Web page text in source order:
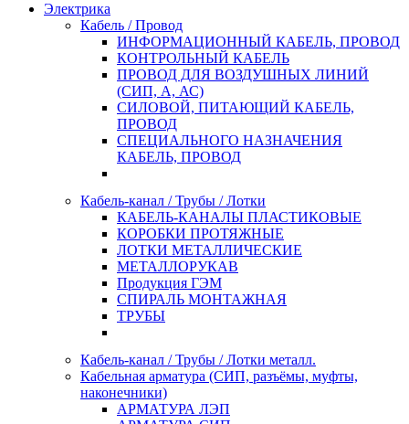
Электрика
Кабель / Провод
ИНФОРМАЦИОННЫЙ КАБЕЛЬ, ПРОВОД
КОНТРОЛЬНЫЙ КАБЕЛЬ
ПРОВОД ДЛЯ ВОЗДУШНЫХ ЛИНИЙ
(СИП, А, АС)
СИЛОВОЙ, ПИТАЮЩИЙ КАБЕЛЬ,
ПРОВОД
СПЕЦИАЛЬНОГО НАЗНАЧЕНИЯ
КАБЕЛЬ, ПРОВОД
Кабель-канал / Трубы / Лотки
КАБЕЛЬ-КАНАЛЫ ПЛАСТИКОВЫЕ
КОРОБКИ ПРОТЯЖНЫЕ
ЛОТКИ МЕТАЛЛИЧЕСКИЕ
МЕТАЛЛОРУКАВ
Продукция ГЭМ
СПИРАЛЬ МОНТАЖНАЯ
ТРУБЫ
Кабель-канал / Трубы / Лотки металл.
Кабельная арматура (СИП, разъёмы, муфты,
наконечники)
АРМАТУРА ЛЭП